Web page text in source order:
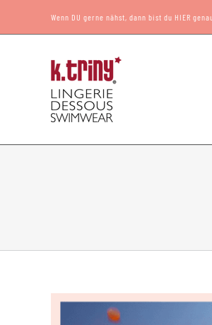
Wenn DU gerne nähst, dann bist du HIER